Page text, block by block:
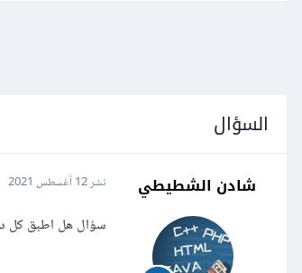
السؤال
شادن الشطيطي نشر12 أغسطس 2021
سؤال هل اطبق كل